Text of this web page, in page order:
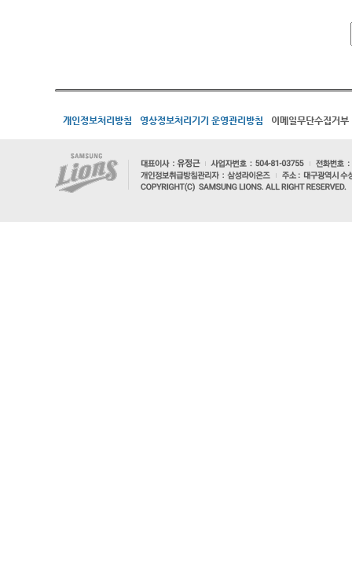
개인정보처리방침 영상정보처리기기 운영관리방침 이메일무단수집거부